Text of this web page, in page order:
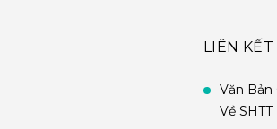
LIÊN
Văn Bản
Về SHTT